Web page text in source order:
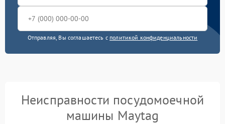
Отправляя, Вы соглашаетесь с политикой конфиденциальности
Неисправности посудомоечной
машины Maytag